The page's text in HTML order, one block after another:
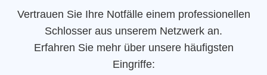
Vertrauen Sie Ihre Notfälle einem professionellen
Schlosser aus unserem Netzwerk an.
Erfahren Sie mehr über unsere häufigsten
Eingriffe: